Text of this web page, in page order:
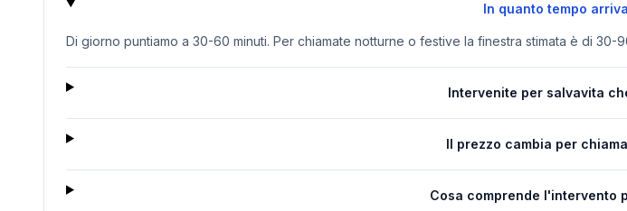
In quanto tempo
Di giorno puntiamo a 30-60 minuti. Per chiamate notturne o festive la finestra stimata è di
Intervenite per salvavita
Il prezzo cambia per
Cosa comprende l'intervento